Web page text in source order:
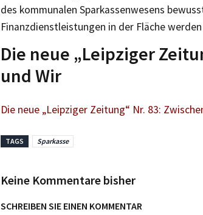
des kommunalen Sparkassenwesens
Finanzdienstleistungen in der Fläche
Die neue „Leipziger
und Wir
Die neue „Leipziger Zeitung“ Nr. 83:
TAGS Sparkasse
Keine Kommentare bisher
SCHREIBEN SIE EINEN KOMMENTAR